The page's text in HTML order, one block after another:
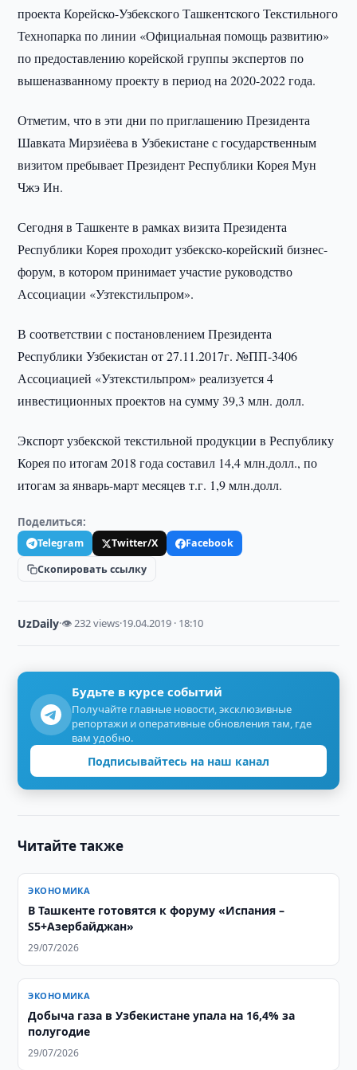
проекта Корейско-Узбекского Ташкентского Текстильного
Технопарка по линии «Официальная помощь развитию»
по предоставлению корейской группы экспертов по
вышеназванному проекту в период на 2020-2022 года.
Отметим, что в эти дни по приглашению Президента
Шавката Мирзиёева в Узбекистане с государственным
визитом пребывает Президент Республики Корея Мун
Чжэ Ин.
Сегодня в Ташкенте в рамках визита Президента
Республики Корея проходит узбекско-корейский бизнес-
форум, в котором принимает участие руководство
Ассоциации «Узтекстильпром».
В соответствии с постановлением Президента
Республики Узбекистан от 27.11.2017г. №ПП-3406
Ассоциацией «Узтекстильпром» реализуется 4
инвестиционных проектов на сумму 39,3 млн. долл.
Экспорт узбекской текстильной продукции в Республику
Корея по итогам 2018 года составил 14,4 млн.долл., по
итогам за январь-март месяцев т.г. 1,9 млн.долл.
Поделиться:
Telegram Twitter/X
Facebook
Скопировать ссылку
UzDaily·👁 232 views·19.04.2019 · 18:10
Будьте в курсе событий
Получайте главные новости, эксклюзивные
репортажи и оперативные обновления там, где
вам удобно.
Подписывайтесь на наш канал
Читайте также
ЭКОНОМИКА
В Ташкенте готовятся к форуму «Испания –
S5+Азербайджан»
29/07/2026
ЭКОНОМИКА
Добыча газа в Узбекистане упала на 16,4% за
полугодие
29/07/2026